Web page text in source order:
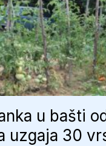
u bašti
uzgaja 30